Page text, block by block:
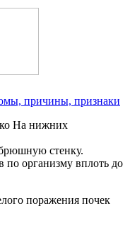
причины, признаки
На нижних
стенку.
по организму вплоть до
поражения почек